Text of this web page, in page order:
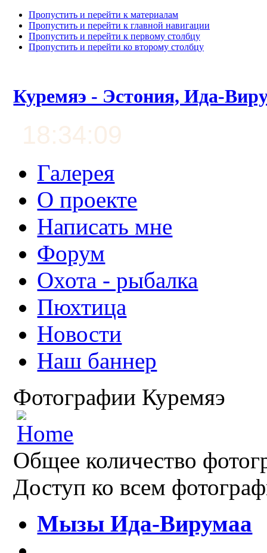
Пропустить и перейти к материалам
Пропустить и перейти к главной навигации
Пропустить и перейти к первому столбцу
Пропустить и перейти ко второму столбцу
Куремяэ - Эстония, Ида-
18:34:10
Галерея
О проекте
Написать мне
Форум
Охота - рыбалка
Пюхтица
Новости
Наш баннер
Фотографии Куремяэ
Общее количество
Доступ ко всем
Мызы Ида-Вирумаа